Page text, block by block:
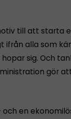
till att starta
ifrån alla som
sig. Och
gör
en